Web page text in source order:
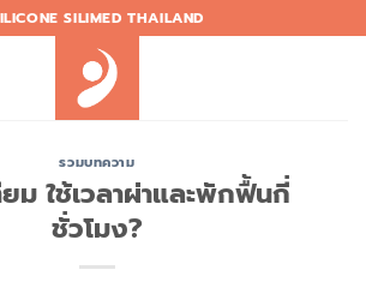
SILIMED THAILAND
รวมบทความ
ยม ใช้เวลาผ่าและพักฟื้นกี่
ชั่วโมง?